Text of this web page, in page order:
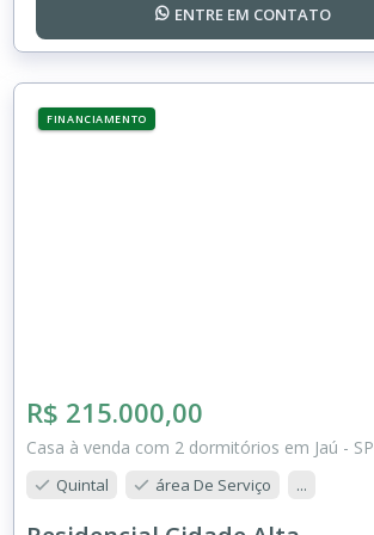
ENTRE EM CONTATO
FINANCIAMENTO
R$ 215.000,00
Casa à venda com 2 dormitórios em Jaú - SP
Quintal área De Serviço ...